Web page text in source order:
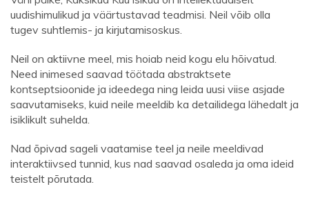
uudishimulikud ja väärtustavad teadmisi. Neil võib olla
tugev suhtlemis- ja kirjutamisoskus.
Neil on aktiivne meel, mis hoiab neid kogu elu hõivatud.
Need inimesed saavad töötada abstraktsete
kontseptsioonide ja ideedega ning leida uusi viise asjade
saavutamiseks, kuid neile meeldib ka detailidega lähedalt ja
isiklikult suhelda.
Nad õpivad sageli vaatamise teel ja neile meeldivad
interaktiivsed tunnid, kus nad saavad osaleda ja oma ideid
teistelt põrutada.